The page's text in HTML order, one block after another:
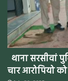
थाना सरसीवां
चार आरोपियो